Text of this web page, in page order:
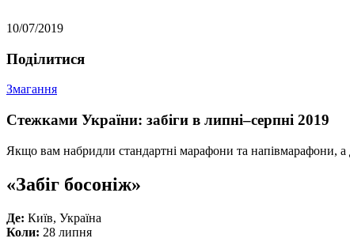
10/07/2019
Подiлитися
Змагання
Стежками України: забіги в липні–серпні 2019
Якщо вам набридли стандартні марафони та напівмарафони, а
«Забіг босоніж»
Де: Київ, Україна
Коли: 28 липня